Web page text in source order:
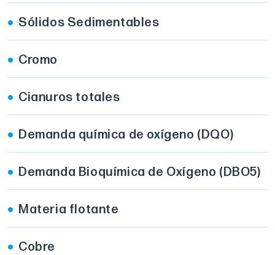
Sólidos Sedimentables
Cromo
Cianuros totales
Demanda química de oxígeno (DQO)
Demanda Bioquímica de Oxígeno (DBO5)
Materia flotante
Cobre